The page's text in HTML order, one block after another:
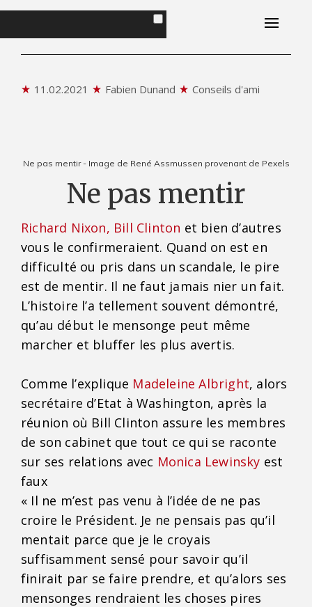
Conseils d'ami
Contact
11.02.2021 Fabien Dunand Conseils d'ami
Ne pas mentir - Image de René Assmussen provenant de Pexels
Ne pas mentir
Richard Nixon, Bill Clinton et bien d’autres
vous le confirmeraient. Quand on est en
difficulté ou pris dans un scandale, le pire
est de mentir. Il ne faut jamais nier un fait.
L’histoire l’a tellement souvent démontré,
qu’au début le mensonge peut même
marcher et bluffer les plus avertis.
Comme l’explique Madeleine Albright, alors
secrétaire d’Etat à Washington, après la
réunion où Bill Clinton assure les membres
de son cabinet que tout ce qui se raconte
sur ses relations avec Monica Lewinsky est
faux
« Il ne m’est pas venu à l’idée de ne pas
croire le Président. Je ne pensais pas qu’il
mentait parce que je le croyais
suffisamment sensé pour savoir qu’il
finirait par se faire prendre, et qu’alors ses
mensonges rendraient les choses pires